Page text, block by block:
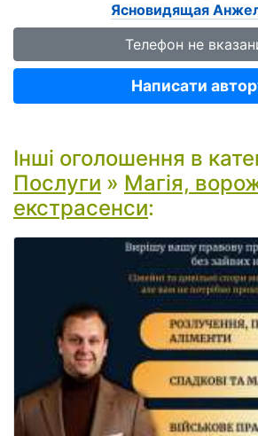
Ясновидящая
Телефон не
Написати
Інші оголошення в
Послуги » Магія,
екстрасенси: